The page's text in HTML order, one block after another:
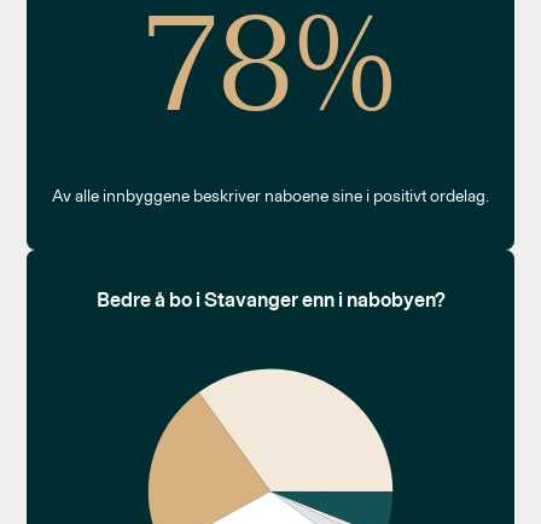
78%
Av alle innbyggene beskriver naboene sine i positivt ordelag.
Bedre å bo i Stavanger enn i nabobyen?